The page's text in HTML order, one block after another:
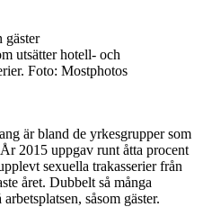
utsätter hotell- och
Foto: Mostphotos
är bland de yrkesgrupper som
2015 uppgav runt åtta procent
sexuella trakasserier från
året. Dubbelt så många
såsom gäster.